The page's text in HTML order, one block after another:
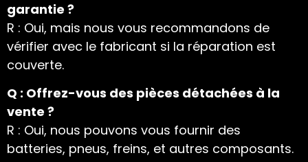
garantie ?
R : Oui, mais nous vous recommandons de
vérifier avec le fabricant si la réparation est
couverte.
Q : Offrez-vous des pièces détachées à la
vente ?
R : Oui, nous pouvons vous fournir des
batteries, pneus, freins, et autres composants.